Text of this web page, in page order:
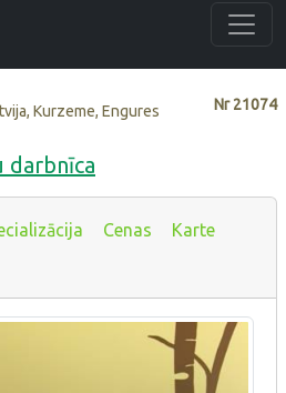
Nr21074
Kurzeme, Engures
darbnīca
Cenas Karte